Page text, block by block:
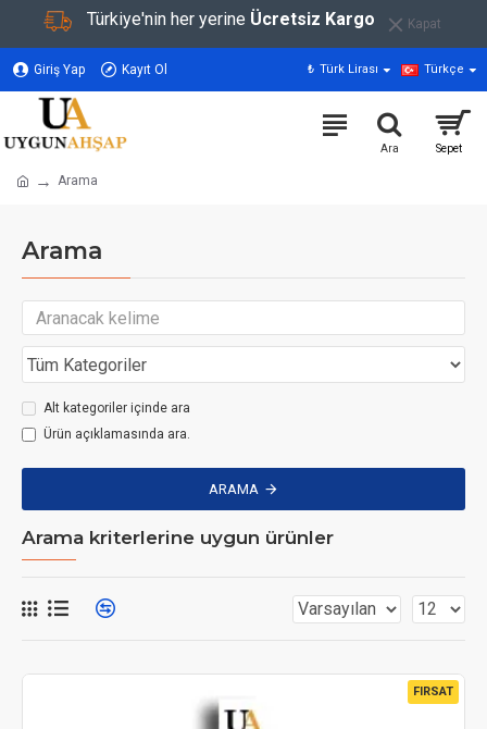
Türkiye'nin her yerine Ücretsiz Kargo Kapat
Giriş Yap Kayıt Ol ₺ Türk Lirası Türkçe
Arama
Arama
Alt kategoriler içinde ara
Ürün açıklamasında ara.
ARAMA
Arama kriterlerine uygun ürünler
FIRSAT